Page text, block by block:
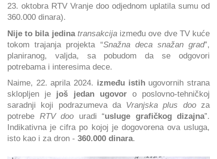
23. oktobra RTV Vranje doo odjednom uplatila sumu od
360.000 dinara).
Nije to bila jedina transakcijaizmeđu ove dve TV kuće
tokom trajanja projekta “Snažna deca snažan grad”,
planiranog, valjda, sa pobudom da se odgovori
potrebama i interesima dece.
Naime, 22. aprila 2024. između istihugovornih strana
sklopljen je još jedan ugovor o poslovno-tehničkoj
saradnji koji podrazumeva da Vranjska plus dooza
potrebe RTV doo uradi “usluge grafičkog dizajna”.
Indikativna je cifra po kojoj je dogovorena ova usluga,
isto kao i za dron - 360.000 dinara.